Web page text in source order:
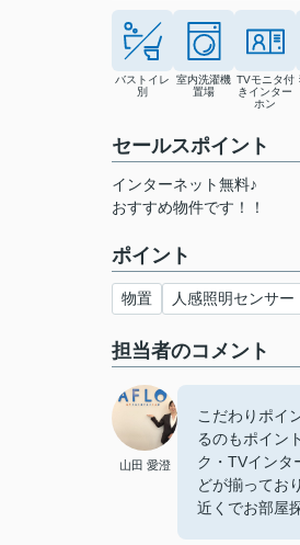
バストイレ
別
室内洗濯機
置場
TVモニタ付
きインター
ホン
セールスポイント
インターネット無料♪
おすすめ物件です！！
ポイント
物置 人感照明センサー
担当者のコメント
山田 愛澄
こだわりポイ
るのもポイン
ク・TVインタ
どが揃ってお
近くでお部屋